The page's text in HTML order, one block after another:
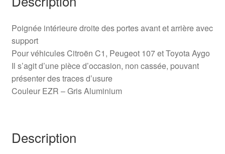
Poignée intérieure droite des portes avant et arrière avec
support
Pour véhicules Citroën C1, Peugeot 107 et Toyota Aygo
Il s’agit d’une pièce d’occasion, non cassée, pouvant
présenter des traces d’usure
Couleur EZR – Gris Aluminium
Description